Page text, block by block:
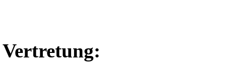
Vertretung: